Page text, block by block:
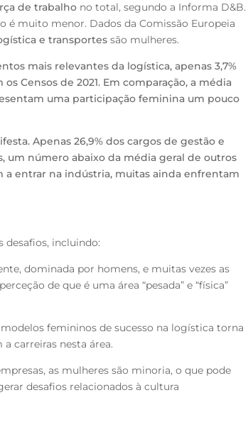
de trabalho no total, segundo a Informa D&B.
é muito menor. Dados da Comissão Europeia
e transportes são mulheres.
mais relevantes da logística, apenas 3,7%
Censos de 2021. Em comparação, a média
uma participação feminina um pouco
Apenas 26,9% dos cargos de gestão e
um número abaixo da média geral de outros
a entrar na indústria, muitas ainda enfrentam
desafios, incluindo:
dominada por homens, e muitas vezes as
de que é uma área “pesada” e “física”
modelos femininos de sucesso na logística torna
carreiras nesta área.
as mulheres são minoria, o que pode
desafios relacionados à cultura